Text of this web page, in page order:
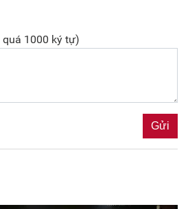
quá 1000 ký tự)